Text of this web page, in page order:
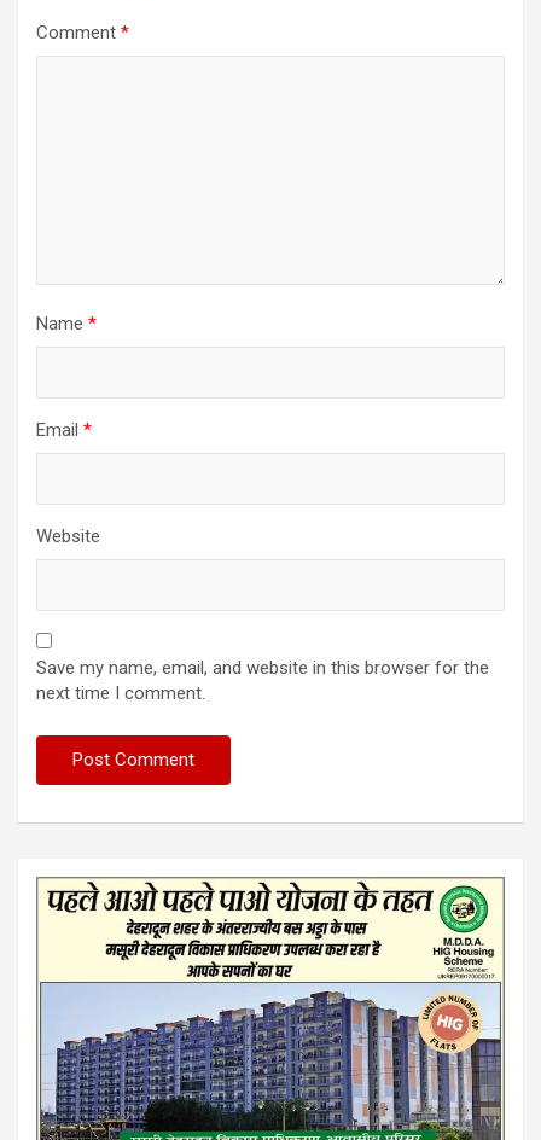
Comment *
Name *
Email *
Website
Save my name, email, and website in this browser for the
next time I comment.